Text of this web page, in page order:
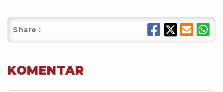
Share :
KOMENTAR